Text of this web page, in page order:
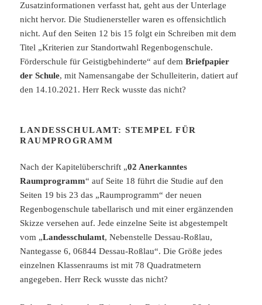
Zusatzinformationen verfasst hat, geht aus der Unterlage
nicht hervor. Die Studienersteller waren es offensichtlich
nicht. Auf den Seiten 12 bis 15 folgt ein Schreiben mit dem
Titel „Kriterien zur Standortwahl Regenbogenschule.
Förderschule für Geistigbehinderte“ auf demBriefpapier
der Schule, mit Namensangabe der Schulleiterin, datiert auf
den 14.10.2021. Herr Reck wusste das nicht?
LANDESSCHULAMT: STEMPEL FÜR
RAUMPROGRAMM
Nach der Kapitelüberschrift „02 Anerkanntes
Raumprogramm“ auf Seite 18 führt die Studie auf den
Seiten 19 bis 23 das „Raumprogramm“ der neuen
Regenbogenschule tabellarisch und mit einer ergänzenden
Skizze versehen auf. Jede einzelne Seite ist abgestempelt
vom „Landesschulamt, Nebenstelle Dessau-Roßlau,
Nantegasse 6, 06844 Dessau-Roßlau“. Die Größe jedes
einzelnen Klassenraums ist mit 78 Quadratmetern
angegeben. Herr Reck wusste das nicht?